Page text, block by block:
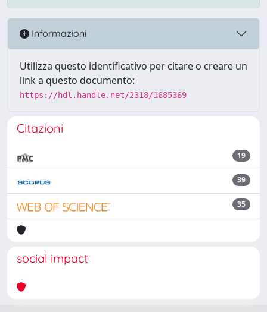
Informazioni
Utilizza questo identificativo per citare o creare un
link a questo documento:
https://hdl.handle.net/2318/1685369
Citazioni
19
39
35
social impact